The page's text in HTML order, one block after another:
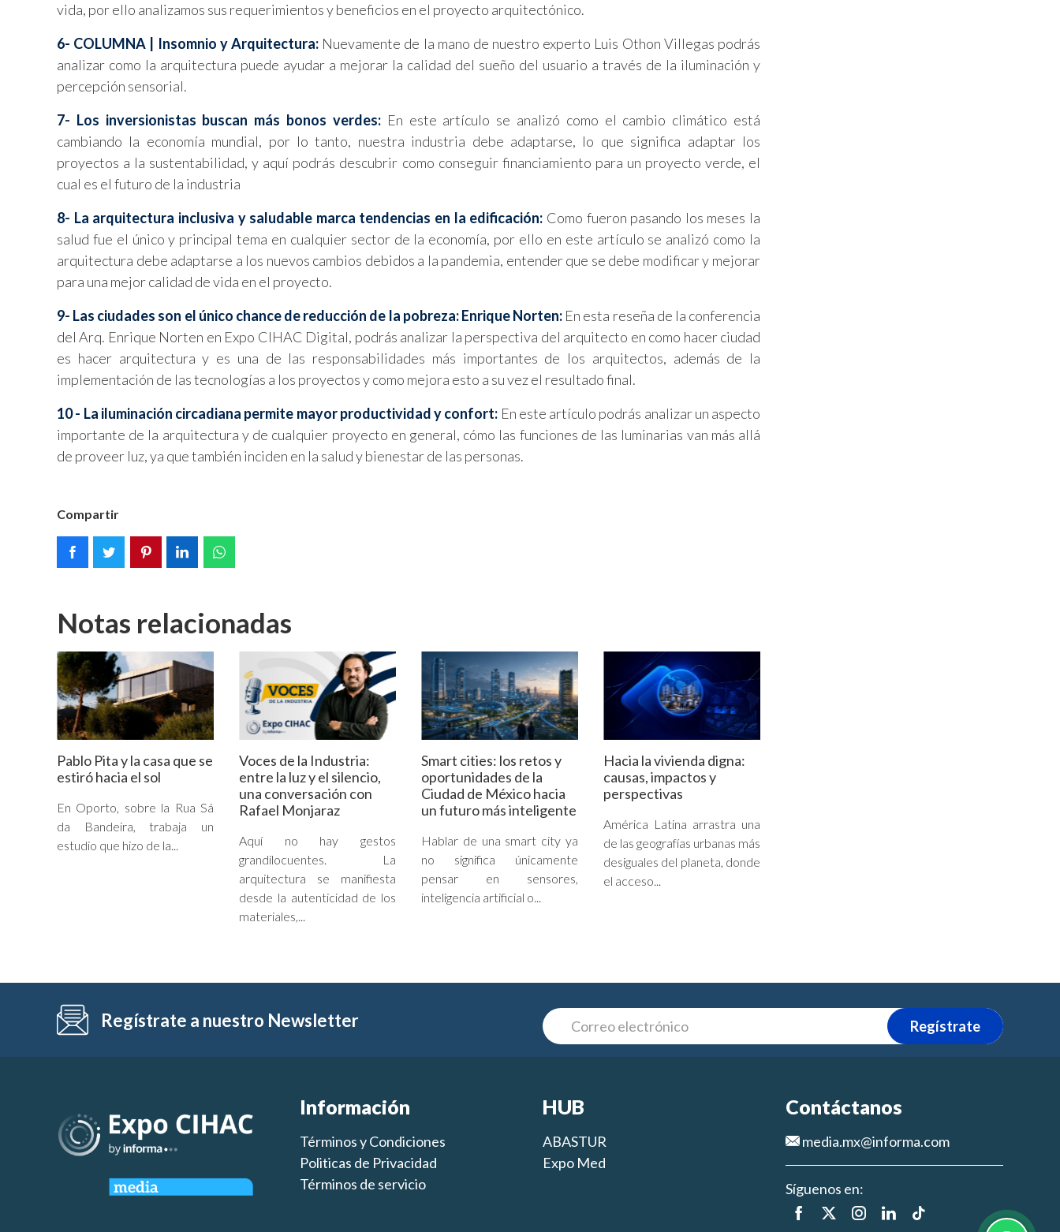
vida, por ello analizamos sus requerimientos y beneficios en el proyecto arquitectónico.
6- COLUMNA | Insomnio y Arquitectura: Nuevamente de la mano de nuestro experto Luis Othon Villegas podrás
analizar como la arquitectura puede ayudar a mejorar la calidad del sueño del usuario a través de la iluminación y
percepción sensorial.
7- Los inversionistas buscan más bonos verdes:En este artículo se analizó como el cambio climático está
cambiando la economía mundial, por lo tanto, nuestra industria debe adaptarse, lo que significa adaptar los
proyectos a la sustentabilidad, y aquí podrás descubrir como conseguir financiamiento para un proyecto verde, el
cual es el futuro de la industria
8- La arquitectura inclusiva y saludable marca tendencias en la edificación: Como fueron pasando los meses la
salud fue el único y principal tema en cualquier sector de la economía, por ello en este artículo se analizó como la
arquitectura debe adaptarse a los nuevos cambios debidos a la pandemia, entender que se debe modificar y mejorar
para una mejor calidad de vida en el proyecto.
9- Las ciudades son el único chance de reducción de la pobreza: Enrique Norten: En esta reseña de la conferencia
del Arq. Enrique Norten en Expo CIHAC Digital, podrás analizar la perspectiva del arquitecto en como hacer ciudad
es hacer arquitectura y es una de las responsabilidades más importantes de los arquitectos, además de la
implementación de las tecnologías a los proyectos y como mejora esto a su vez el resultado final.
10 - La iluminación circadiana permite mayor productividad y confort: En este artículo podrás analizar un aspecto
importante de la arquitectura y de cualquier proyecto en general, cómo las funciones de las luminarias van más allá
de proveer luz, ya que también inciden en la salud y bienestar de las personas.
Compartir
Notas relacionadas
Pablo Pita y la casa que se
estiró hacia el sol
En Oporto, sobre la Rua Sá
da Bandeira, trabaja un
estudio que hizo de la...
Voces de la Industria:
entre la luz y el silencio,
una conversación con
Rafael Monjaraz
Aquí no hay gestos
grandilocuentes. La
arquitectura se manifiesta
desde la autenticidad de los
materiales,...
Smart cities: los retos y
oportunidades de la
Ciudad de México hacia
un futuro más inteligente
Hablar de una smart city ya
no significa únicamente
pensar en sensores,
inteligencia artificial o...
Hacia la vivienda digna:
causas, impactos y
perspectivas
América Latina arrastra una
de las geografías urbanas más
desiguales del planeta, donde
el acceso...
Regístrate a nuestro Newsletter Regístrate
Información
Términos y Condiciones
Politicas de Privacidad
Términos de servicio
HUB
ABASTUR
Expo Med
Contáctanos
media.mx@informa.com
Síguenos en: